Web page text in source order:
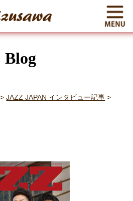
Blog
>JAZZ JAPAN インタビュー記事 >